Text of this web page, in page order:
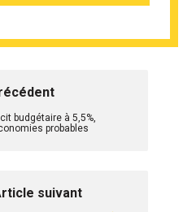
budgétaire à 5,5%,
probables
suivant